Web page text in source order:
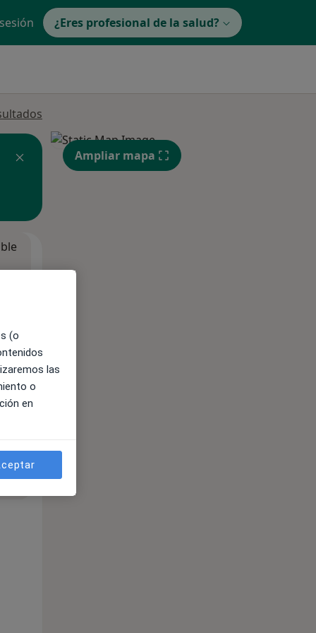
¿Eres profesional de la salud?
Ampliar mapa
(o
las
o
en